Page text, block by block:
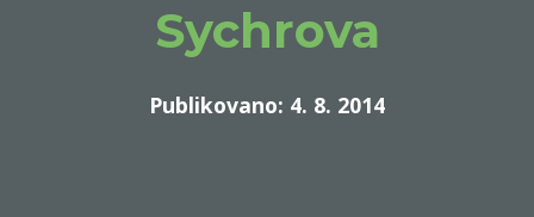
Sychrova
Publikovano: 4. 8. 2014